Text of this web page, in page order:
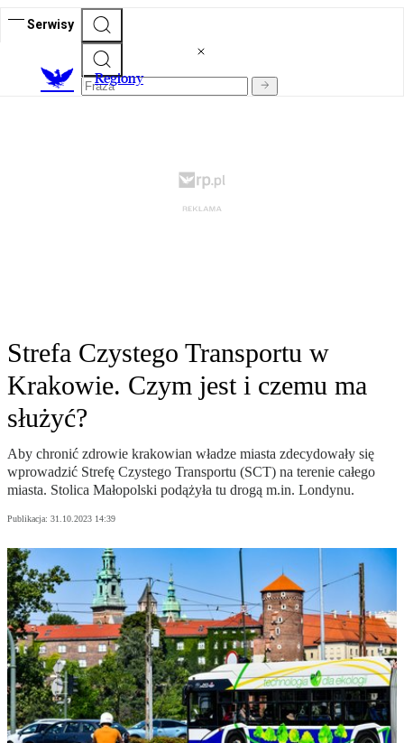
Serwisy
Regiony
Strefa Czystego Transportu w
Krakowie. Czym jest i czemu ma
służyć?
Aby chronić zdrowie krakowian władze miasta zdecydowały się
wprowadzić Strefę Czystego Transportu (SCT) na terenie całego
miasta. Stolica Małopolski podążyła tu drogą m.in. Londynu.
Publikacja: 31.10.2023 14:39